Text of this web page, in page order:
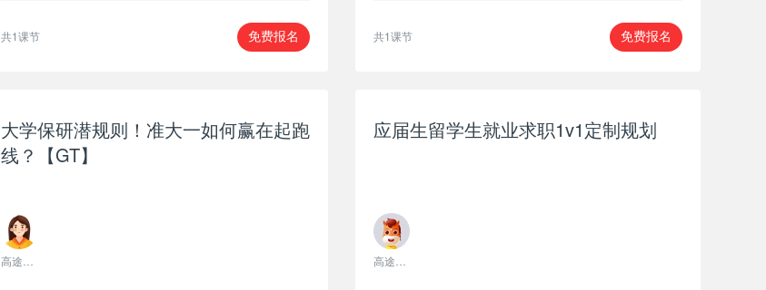
共1课节 免费报名 共1课节 免费报名
大学保研潜规则！​准大一如何赢在起跑
线？【GT】
应届生留学生就业求职1v1定制规划